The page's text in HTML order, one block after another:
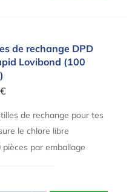
n°1 Rapid Lovibond
de rechange DPD
Lovibond (100
de rechange pour tes
manuels Lovibond
le chlore libre
pièces par emballage